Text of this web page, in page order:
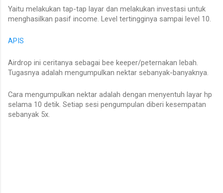
Yaitu melakukan tap-tap layar dan melakukan investasi untuk
menghasilkan pasif income. Level tertingginya sampai level 10.
APIS
Airdrop ini ceritanya sebagai bee keeper/peternakan lebah.
Tugasnya adalah mengumpulkan nektar sebanyak-banyaknya.
Cara mengumpulkan nektar adalah dengan menyentuh layar hp
selama 10 detik. Setiap sesi pengumpulan diberi kesempatan
sebanyak 5x.